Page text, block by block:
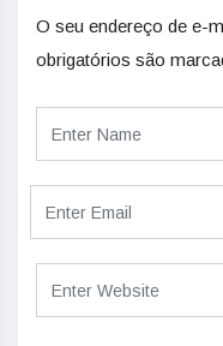
O seu endereço de e-
obrigatórios são